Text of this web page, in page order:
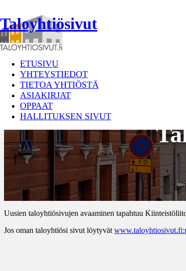
Taloyhtiösivut
ETUSIVU
YHTEYSTIEDOT
TIETOA YHTIÖSTÄ
ASIAKIRJAT
OPPAAT
HALLITUKSEN SIVUT
Uusien taloyhtiösivujen avaaminen tapahtuu
Jos oman taloyhtiösi sivut löytyvät